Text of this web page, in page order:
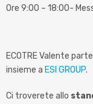
Ore 9:00 – 18:00-
ECOTRE Valente
insieme a ESI GROUP.
Ci troverete allo